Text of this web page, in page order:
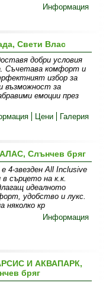
Информация
Свети Влас
добри условия
Съчетава комфорт и
избор за
възможност за
емоции през
Цени Галерия
Слънчев бряг
4-звезден All Inclusive
сърцето на к.к.
идеалното
удобство и лукс.
няколко кр
Информация
И АКВАПАРК,
бряг